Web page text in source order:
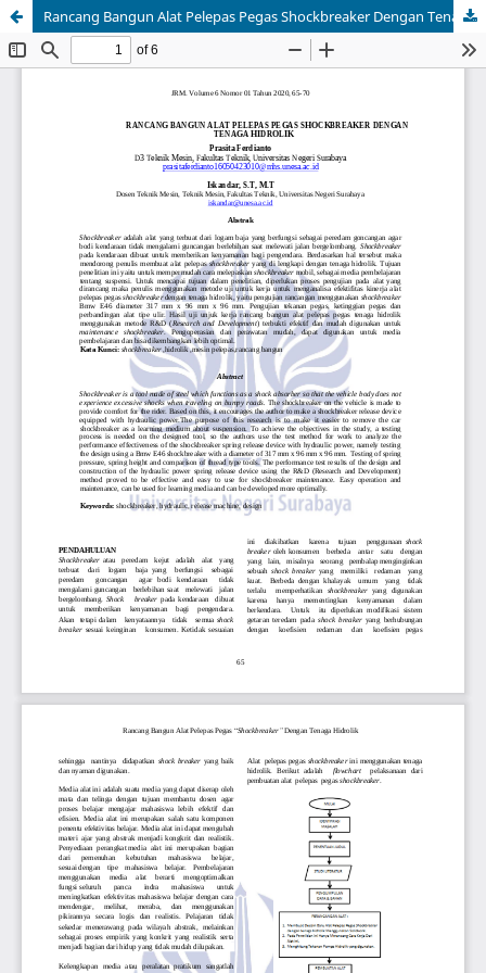
Rancang Bangun Alat Pelepas Pegas Shockbreaker Dengan Tenaga Hidrolik